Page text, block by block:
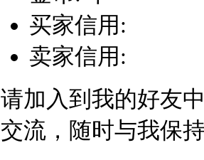
买家信用:
卖家信用:
请加入到我的好友
交流，随时与我保